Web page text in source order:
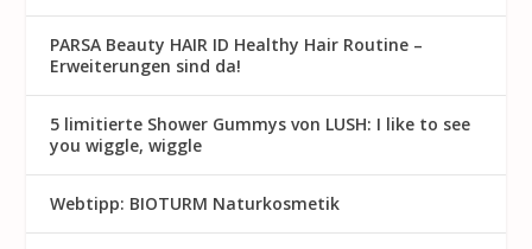
PARSA Beauty HAIR ID Healthy Hair Routine –
Erweiterungen sind da!
5 limitierte Shower Gummys von LUSH: I like to see
you wiggle, wiggle
Webtipp: BIOTURM Naturkosmetik